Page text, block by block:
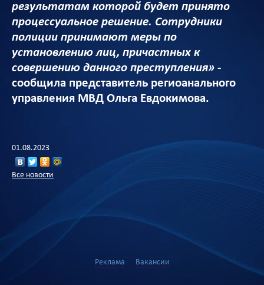
результатам которой будет принято
процессуальное решение. Сотрудники
полиции принимают меры по
установлению лиц, причастных к
совершению данного преступления» -
сообщила представитель региоанального
управления МВД Ольга Евдокимова.
01.08.2023
Все новости
Реклама Вакансии